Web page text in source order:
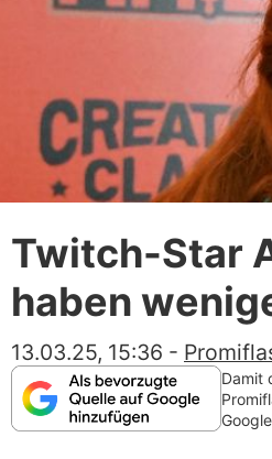
Twitch-Star
haben
13.03.25, 15:36 -
Damit